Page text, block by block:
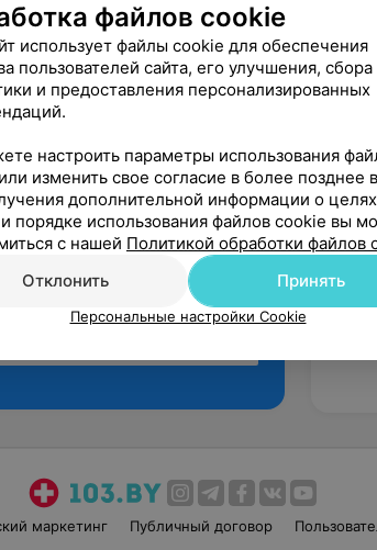
маркетинг Публичный договор
файлов cookie
использует файлы cookie для обеспечения
пользователей сайта, его улучшения, сбора
и предоставления персонализированных
настроить параметры использования
изменить свое согласие в более позднее
дополнительной информации о
порядке использования файлов cookie вы
с нашей Политикой обработки файлов
Отклонить
Принять
Персональные настройки Cookie